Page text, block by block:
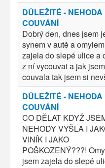
DŮLEŽITÉ - NEHODA
COUVÁNÍ
Dobrý den, dnes jsem
synem v autě a
zajela do slepé ulice a
z ní vycouvat a jak jsem
couvala tak jsem si
DŮLEŽITÉ - NEHODA
COUVÁNÍ
CO DĚLAT KDYŽ
NEHODY VYŠLA I
VINÍK I JAKO
POŠKOZENÝ???!
jsem zajela do slepé